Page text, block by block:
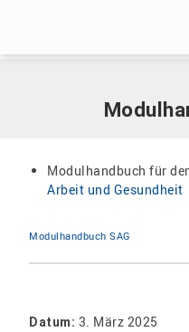
Modulhandbuch für
Arbeit und Gesundheit
Modulhandbuch SAG
Datum: 3. März 2025